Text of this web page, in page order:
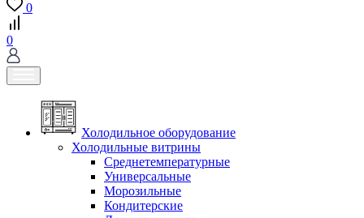
0
0
Холодильное оборудование
Холодильные витрины
Среднетемпературные
Универсальные
Морозильные
Кондитерские